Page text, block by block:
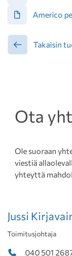
Americo
Takaisin
Ota
Ole suoraan
viestiä
yhteyttä
Jussi
Toimitusjohtaja
040 501